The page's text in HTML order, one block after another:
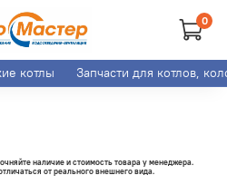
0
котлы Запчасти для котлов,
наличие и стоимость товара у менеджера.
от реального внешнего вида.